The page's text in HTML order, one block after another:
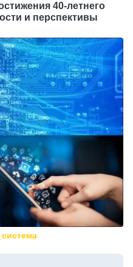
40-летнего
и перспективы